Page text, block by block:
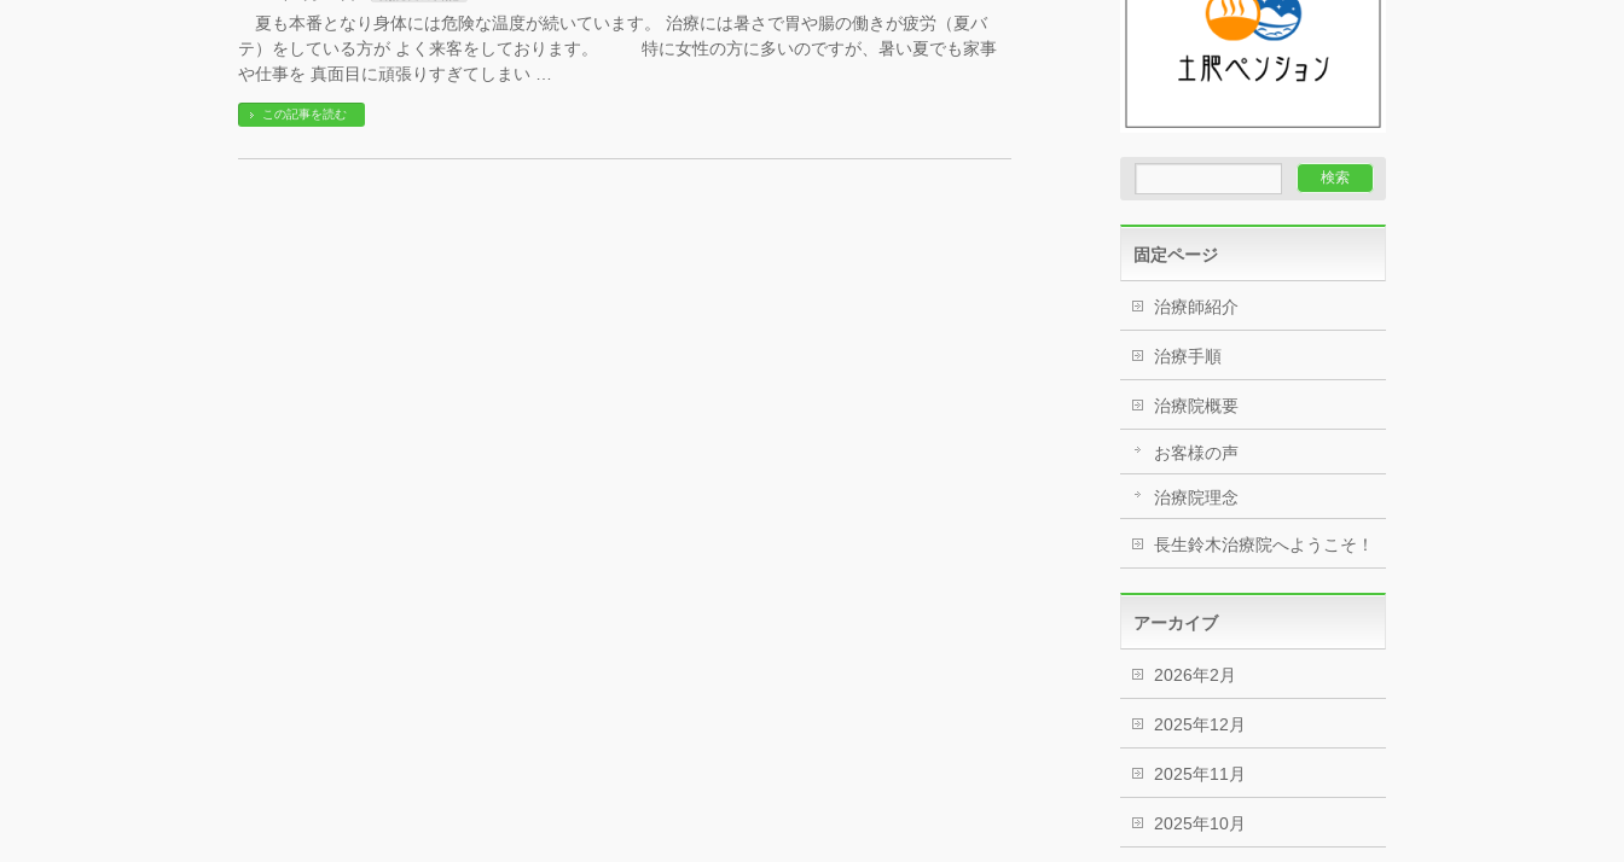
夏も本番となり身体には危険な温度が続いています。 治療には暑さで胃や腸の働きが疲労（夏バ
テ）をしている方が よく来客をしております。 特に女性の方に多いのですが、暑い夏でも家事
や仕事を 真面目に頑張りすぎてしまい …
この記事を読む
固定ページ
治療師紹介
治療手順
治療院概要
お客様の声
治療院理念
長生鈴木治療院へようこそ！
アーカイブ
2026年2月
2025年12月
2025年11月
2025年10月